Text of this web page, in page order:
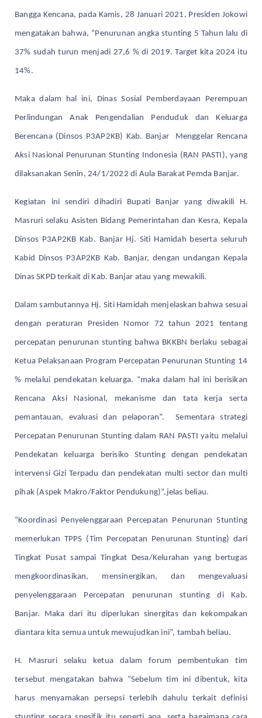
Bangga Kencana, pada Kamis, 28 Januari 2021, Presiden Jokowi
mengatakan bahwa, “Penurunan angka stunting 5 Tahun lalu di
37% sudah turun menjadi 27,6 % di 2019. Target kita 2024 itu
14%.
Maka dalam hal ini, Dinas Sosial Pemberdayaan Perempuan
Perlindungan Anak Pengendalian Penduduk dan Keluarga
Berencana (Dinsos P3AP2KB) Kab. Banjar Menggelar Rencana
Aksi Nasional Penurunan Stunting Indonesia (RAN PASTI), yang
dilaksanakan Senin, 24/1/2022 di Aula Barakat Pemda Banjar.
Kegiatan ini sendiri dihadiri Bupati Banjar yang diwakili H.
Masruri selaku Asisten Bidang Pemerintahan dan Kesra, Kepala
Dinsos P3AP2KB Kab. Banjar Hj. Siti Hamidah beserta seluruh
Kabid Dinsos P3AP2KB Kab. Banjar, dengan undangan Kepala
Dinas SKPD terkait di Kab. Banjar atau yang mewakili.
Dalam sambutannya Hj. Siti Hamidah menjelaskan bahwa sesuai
dengan peraturan Presiden Nomor 72 tahun 2021 tentang
percepatan penurunan stunting bahwa BKKBN berlaku sebagai
Ketua Pelaksanaan Program Percepatan Penurunan Stunting 14
% melalui pendekatan keluarga. “maka dalam hal ini berisikan
Rencana Aksi Nasional, mekanisme dan tata kerja serta
pemantauan, evaluasi dan pelaporan”. Sementara strategi
Percepatan Penurunan Stunting dalam RAN PASTI yaitu melalui
Pendekatan keluarga berisiko Stunting dengan pendekatan
intervensi Gizi Terpadu dan pendekatan multi sector dan multi
pihak (Aspek Makro/Faktor Pendukung)”,jelas beliau.
“Koordinasi Penyelenggaraan Percepatan Penurunan Stunting
memerlukan TPPS (Tim Percepatan Penurunan Stunting) dari
Tingkat Pusat sampai Tingkat Desa/Kelurahan yang bertugas
mengkoordinasikan, mensinergikan, dan mengevaluasi
penyelenggaraan Percepatan penurunan stunting di Kab.
Banjar. Maka dari itu diperlukan sinergitas dan kekompakan
diantara kita semua untuk mewujudkan ini”, tambah beliau.
H. Masruri selaku ketua dalam forum pembentukan tim
tersebut mengatakan bahwa “Sebelum tim ini dibentuk, kita
harus menyamakan persepsi terlebih dahulu terkait definisi